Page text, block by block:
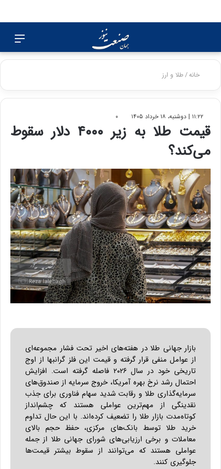
برای
خانه/طلا و ارز
۱۱:۲۲ | دوشنبه، ۱۸ خرداد ۱۴۰۵ ۰
قیمت طلا به زیر ۴۰۰۰ دلار سقوط
می‌کند؟
بازار جهانی طلا در هفته‌های اخیر تحت فشار مجموعه‌ای
از عوامل منفی قرار گرفته و قیمت این فلز گرانبها از اوج
تاریخی خود در سال ۲۰۲۶ فاصله گرفته است. افزایش
احتمال رشد نرخ بهره آمریکا، خروج سرمایه از صندوق‌های
سرمایه‌گذاری طلا و رقابت شدید سهام فناوری برای جذب
نقدینگی از مهم‌ترین عواملی هستند که چشم‌انداز
کوتاه‌مدت بازار طلا را تضعیف کرده‌اند. با این حال تداوم
خرید طلا توسط بانک‌های مرکزی، حفظ حجم بالای
معاملات و برخی ارزیابی‌های شورای جهانی طلا از جمله
عواملی هستند که می‌توانند از سقوط بیشتر قیمت‌ها
جلوگیری کنند.